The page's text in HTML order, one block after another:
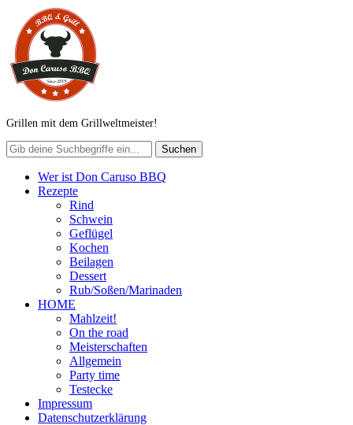
Grillen mit dem Grillweltmeister!
Wer ist Don Caruso BBQ
Rezepte
Rind
Schwein
Geflügel
Kochen
Beilagen
Dessert
Rub/Soßen/Marinaden
HOME
Mahlzeit!
On the road
Meisterschaften
Allgemein
Party time
Testecke
Impressum
Datenschutzerklärung